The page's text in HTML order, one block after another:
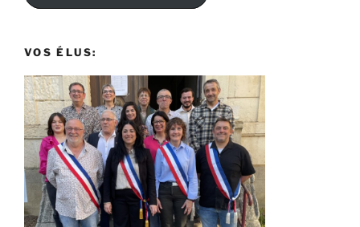
VOS ÉLUS: